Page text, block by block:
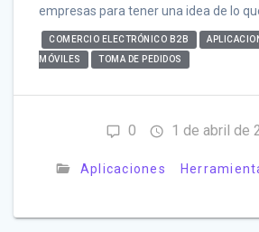
empresas para tener una idea de lo
COMERCIO ELECTRÓNICO B2B
MÓVILES
TOMA DE PEDIDOS
0 1 de abril de
Aplicaciones